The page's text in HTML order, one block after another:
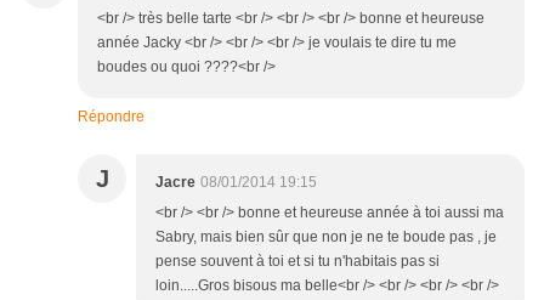
<br /> très belle tarte <br /> <br /> <br /> bonne et heureuse
année Jacky <br /> <br /> <br /> je voulais te dire tu me
boudes ou quoi ????<br />
Répondre
J Jacre 08/01/2014 19:15
<br /> <br /> bonne et heureuse année à toi aussi ma
Sabry, mais bien sûr que non je ne te boude pas , je
pense souvent à toi et si tu n'habitais pas si
loin.....Gros bisous ma belle<br /> <br /> <br /> <br />